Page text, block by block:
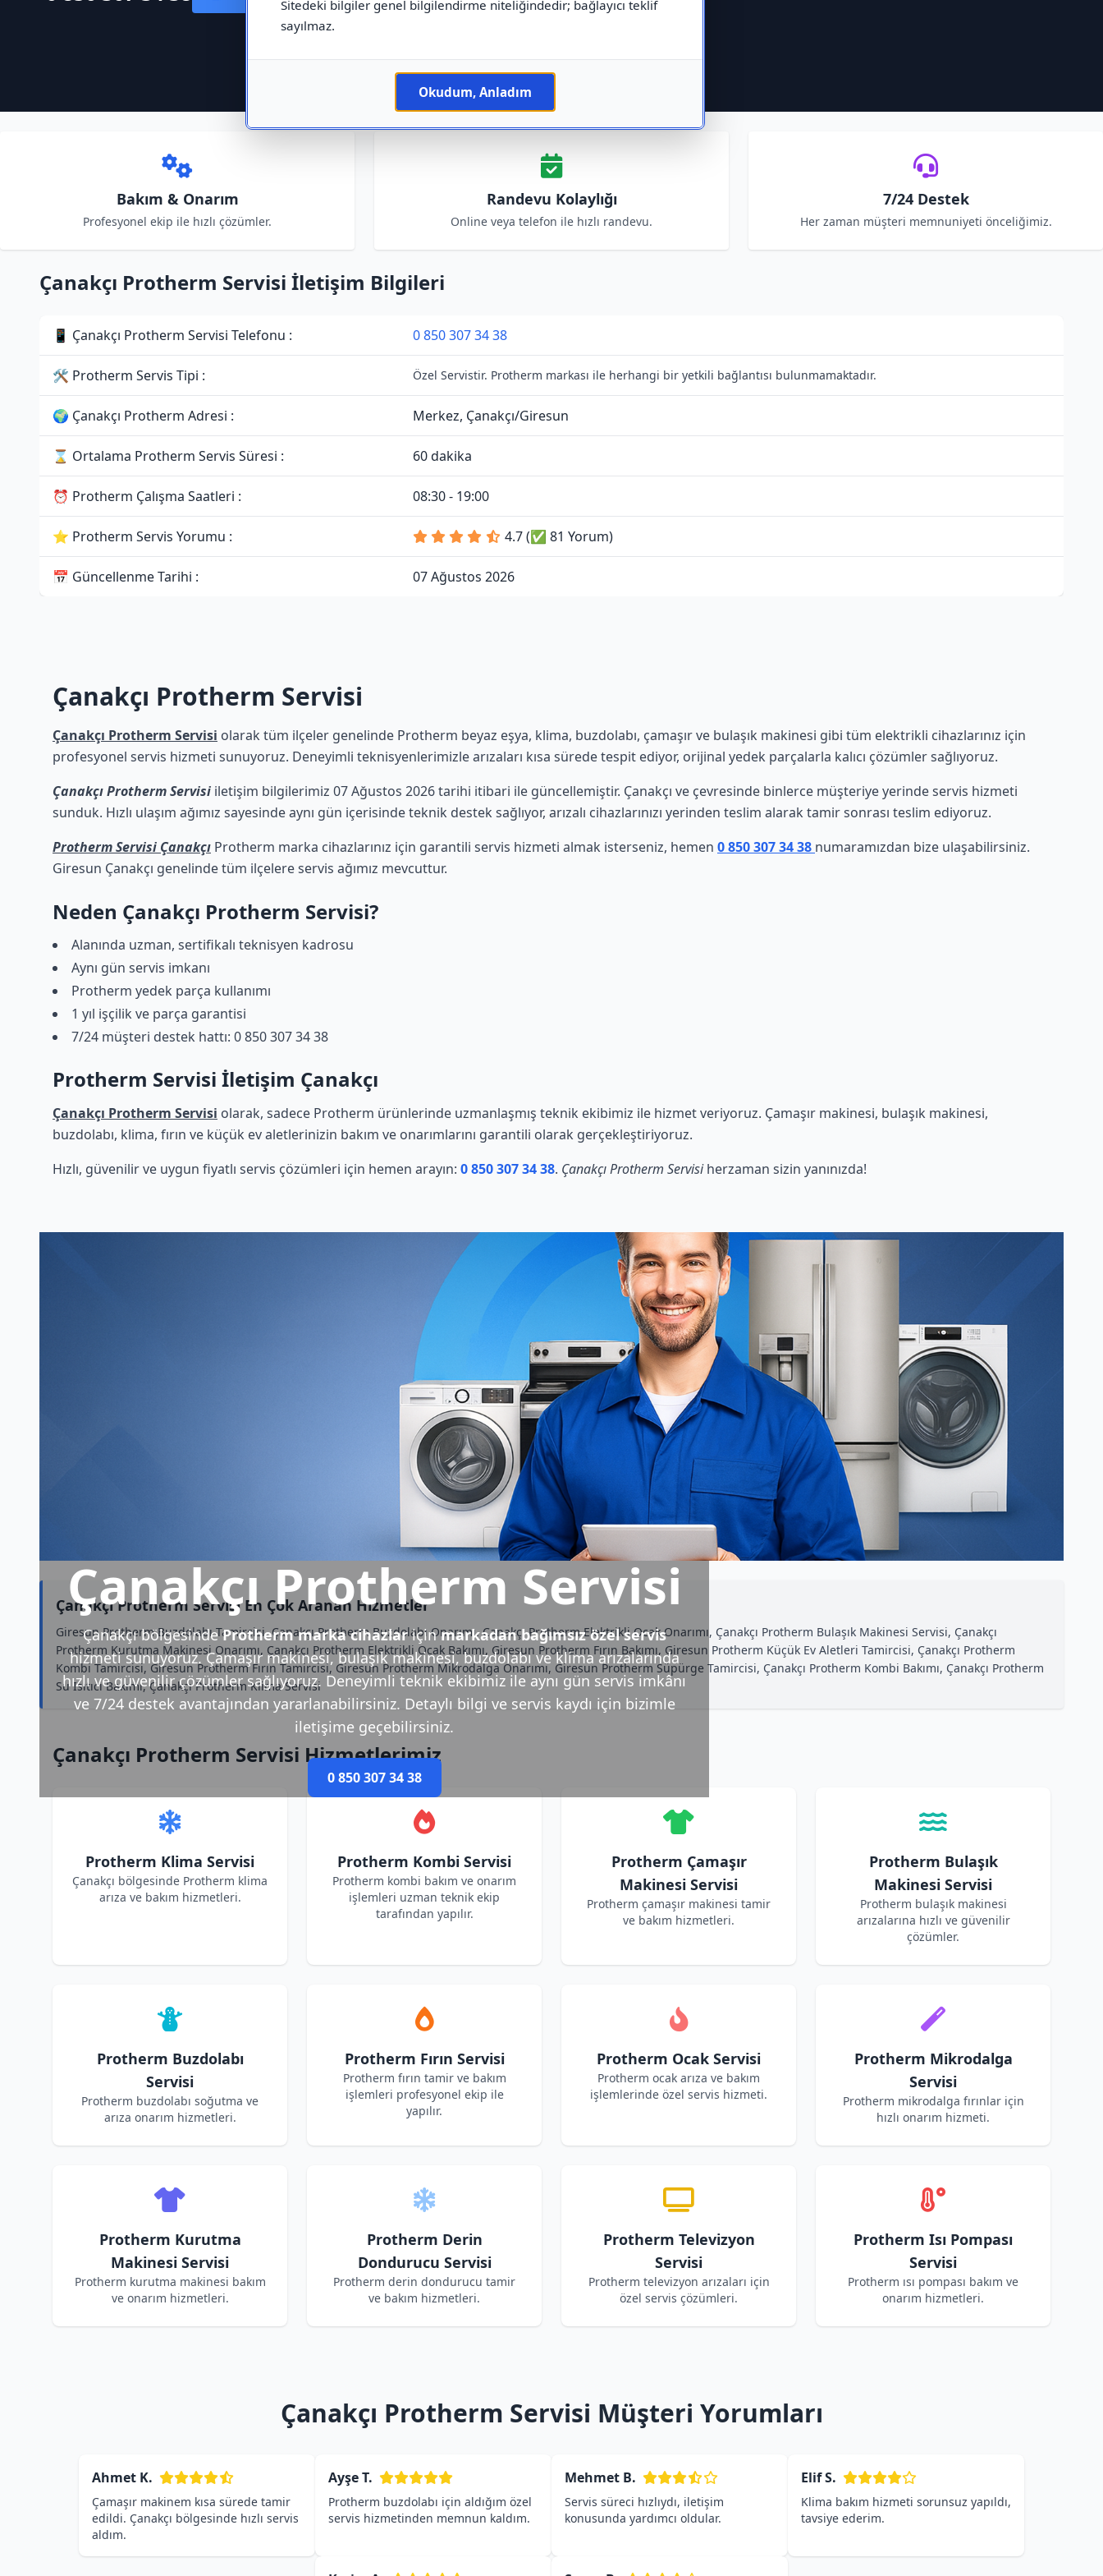
Sitedeki bilgiler genel bilgilendirme niteliğindedir; bağlayıcı teklif
sayılmaz.
Okudum, Anladım
Bakım & Onarım
Profesyonel ekip ile hızlı çözümler.
Randevu Kolaylığı
Online veya telefon ile hızlı randevu.
7/24 Destek
Her zaman müşteri memnuniyeti önceliğimiz.
Çanakçı Protherm Servisi İletişim Bilgileri
📱 Çanakçı Protherm Servisi Telefonu : 0 850 307 34 38
🛠 Protherm Servis Tipi : Özel Servistir. Protherm markası ile herhangi bir yetkili bağlantısı bulunmamaktadır.
🌍 Çanakçı Protherm Adresi : Merkez, Çanakçı/Giresun
⌛ Ortalama Protherm Servis Süresi : 60 dakika
⏰ Protherm Çalışma Saatleri : 08:30 - 19:00
⭐ Protherm Servis Yorumu : 4.7 (✅ 81 Yorum)
📅 Güncellenme Tarihi : 07 Ağustos 2026
Çanakçı Protherm Servisi
Çanakçı Protherm Servisi olarak tüm ilçeler genelinde Protherm beyaz eşya, klima, buzdolabı, çamaşır ve bulaşık makinesi gibi tüm elektrikli cihazlarınız için
profesyonel servis hizmeti sunuyoruz. Deneyimli teknisyenlerimizle arızaları kısa sürede tespit ediyor, orijinal yedek parçalarla kalıcı çözümler sağlıyoruz.
Çanakçı Protherm Servisi iletişim bilgilerimiz 07 Ağustos 2026 tarihi itibari ile güncellemiştir. Çanakçı ve çevresinde binlerce müşteriye yerinde servis hizmeti
sunduk. Hızlı ulaşım ağımız sayesinde aynı gün içerisinde teknik destek sağlıyor, arızalı cihazlarınızı yerinden teslim alarak tamir sonrası teslim ediyoruz.
Protherm Servisi Çanakçı Protherm marka cihazlarınız için garantili servis hizmeti almak isterseniz, hemen 0 850 307 34 38 numaramızdan bize ulaşabilirsiniz.
Giresun Çanakçı genelinde tüm ilçelere servis ağımız mevcuttur.
Neden Çanakçı Protherm Servisi?
Alanında uzman, sertifikalı teknisyen kadrosu
Aynı gün servis imkanı
Protherm yedek parça kullanımı
1 yıl işçilik ve parça garantisi
7/24 müşteri destek hattı: 0 850 307 34 38
Protherm Servisi İletişim Çanakçı
Çanakçı Protherm Servisi olarak, sadece Protherm ürünlerinde uzmanlaşmış teknik ekibimiz ile hizmet veriyoruz. Çamaşır makinesi, bulaşık makinesi,
buzdolabı, klima, fırın ve küçük ev aletlerinizin bakım ve onarımlarını garantili olarak gerçekleştiriyoruz.
Hızlı, güvenilir ve uygun fiyatlı servis çözümleri için hemen arayın: 0 850 307 34 38. Çanakçı Protherm Servisiherzaman sizin yanınızda!
Çanakçı Protherm Servisi
Çanakçı bölgesindeProtherm marka cihazlariçinmarkadan bağımsız özel servis
hizmeti sunuyoruz. Çamaşır makinesi, bulaşık makinesi, buzdolabı ve klima arızalarında
hızlı ve güvenilir çözümler sağlıyoruz. Deneyimli teknik ekibimiz ile aynı gün servis imkânı
ve 7/24 destek avantajından yararlanabilirsiniz. Detaylı bilgi ve servis kaydı için bizimle
iletişime geçebilirsiniz.
0 850 307 34 38
Çanakçı Protherm Servisi En Çok Aranan Hizmetler
Giresun Protherm Buzdolabı Tamircisi, Çanakçı Protherm Buzdolabı Onarımı, Çanakçı Protherm Elektrikli Ocak Onarımı, Çanakçı Protherm Bulaşık Makinesi Servisi, Çanakçı
Protherm Kurutma Makinesi Onarımı, Çanakçı Protherm Elektrikli Ocak Bakımı, Giresun Protherm Fırın Bakımı, Giresun Protherm Küçük Ev Aletleri Tamircisi, Çanakçı Protherm
Kombi Tamircisi, Giresun Protherm Fırın Tamircisi, Giresun Protherm Mikrodalga Onarımı, Giresun Protherm Süpürge Tamircisi, Çanakçı Protherm Kombi Bakımı, Çanakçı Protherm
Su Isıtıcı Bakımı, Çanakçı Protherm Klima Servisi
Çanakçı Protherm Servisi Hizmetlerimiz
Protherm Klima Servisi
Çanakçı bölgesinde Protherm klima
arıza ve bakım hizmetleri.
Protherm Kombi Servisi
Protherm kombi bakım ve onarım
işlemleri uzman teknik ekip
tarafından yapılır.
Protherm Çamaşır
Makinesi Servisi
Protherm çamaşır makinesi tamir
ve bakım hizmetleri.
Protherm Bulaşık
Makinesi Servisi
Protherm bulaşık makinesi
arızalarına hızlı ve güvenilir
çözümler.
Protherm Buzdolabı
Servisi
Protherm buzdolabı soğutma ve
arıza onarım hizmetleri.
Protherm Fırın Servisi
Protherm fırın tamir ve bakım
işlemleri profesyonel ekip ile
yapılır.
Protherm Ocak Servisi
Protherm ocak arıza ve bakım
işlemlerinde özel servis hizmeti.
Protherm Mikrodalga
Servisi
Protherm mikrodalga fırınlar için
hızlı onarım hizmeti.
Protherm Kurutma
Makinesi Servisi
Protherm kurutma makinesi bakım
ve onarım hizmetleri.
Protherm Derin
Dondurucu Servisi
Protherm derin dondurucu tamir
ve bakım hizmetleri.
Protherm Televizyon
Servisi
Protherm televizyon arızaları için
özel servis çözümleri.
Protherm Isı Pompası
Servisi
Protherm ısı pompası bakım ve
onarım hizmetleri.
Çanakçı Protherm Servisi Müşteri Yorumları
Ahmet K.
Çamaşır makinem kısa sürede tamir
edildi. Çanakçı bölgesinde hızlı servis
aldım.
Ayşe T.
Protherm buzdolabı için aldığım özel
servis hizmetinden memnun kaldım.
Mehmet B.
Servis süreci hızlıydı, iletişim
konusunda yardımcı oldular.
Elif S.
Klima bakım hizmeti sorunsuz yapıldı,
tavsiye ederim.